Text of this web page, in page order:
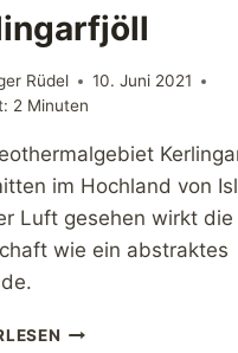
Rüdel
10. Juni 2021
2 Minuten
im Hochland von
Luft gesehen wirkt die
wie ein abstraktes
ISLAND